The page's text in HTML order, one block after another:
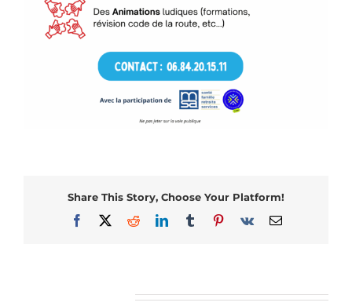
Share This Story, Choose Your Platform!
Facebook
X RedditLinkedInTumblrPinterest
Vk Email